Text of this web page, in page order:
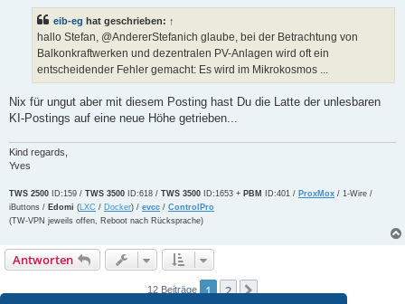
r
a
g
eib-eg hat geschrieben: ↑
hallo Stefan, @AndererStefanich glaube, bei der Betrachtung von
Balkonkraftwerken und dezentralen PV-Anlagen wird oft ein
entscheidender Fehler gemacht: Es wird im Mikrokosmos ...
Nix für ungut aber mit diesem Posting hast Du die Latte der unlesbaren
KI-Postings auf eine neue Höhe getrieben...
Kind regards,
Yves
TWS 2500 ID:159 / TWS 3500 ID:618 / TWS 3500 ID:1653 + PBM ID:401 / ProxMox / 1-Wire /
iButtons / Edomi ( LXC / Docker) / evcc / ControlPro
(TW-VPN jeweils offen, Reboot nach Rücksprache)
Antworten
12 Beiträge 1 2 Nächste